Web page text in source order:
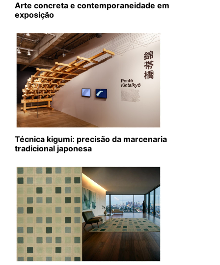
Arte concreta e contemporaneidade em
exposição
Técnica kigumi: precisão da marcenaria
tradicional japonesa